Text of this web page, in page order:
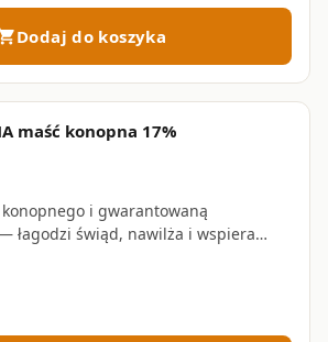
Dodaj do koszyka
maść konopna 17%
i gwarantowaną
łagodzi świąd, nawilża i wspiera
lipidowej skóry z egzemą i AZS • 120